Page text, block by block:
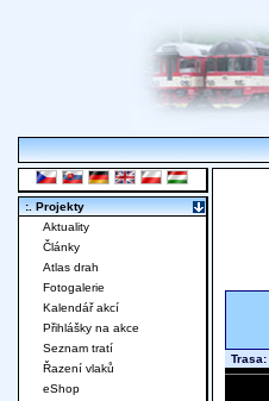
Trasa:
:. Projekty
Aktuality
Články
Atlas drah
Fotogalerie
Kalendář akcí
Přihlášky na akce
Seznam tratí
Řazení vlaků
eShop